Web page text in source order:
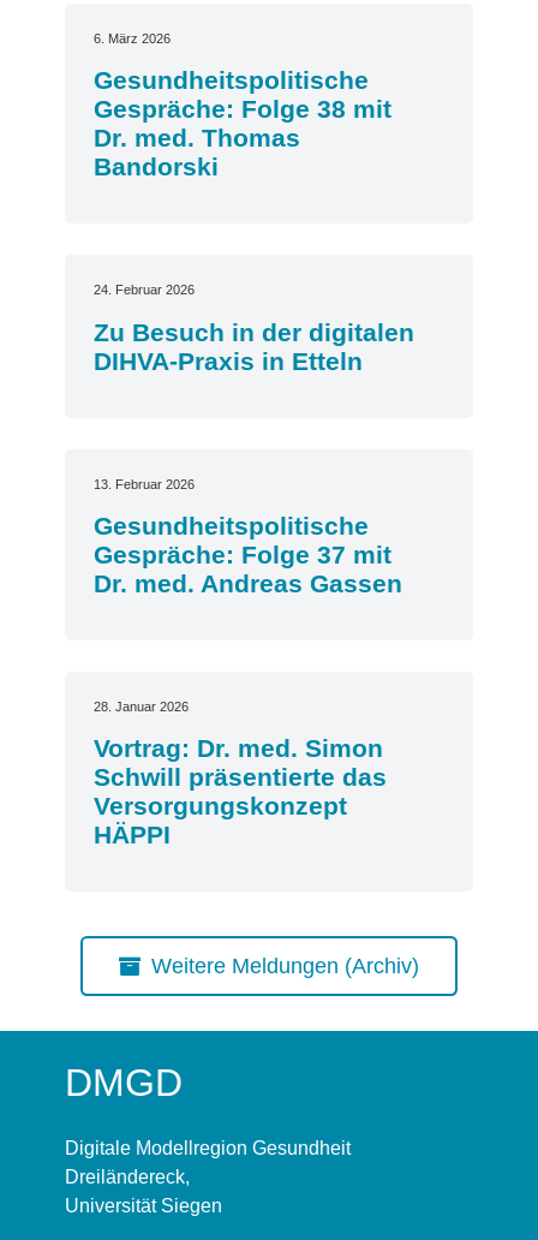
6. März 2026
Gesundheitspolitische
Gespräche: Folge 38 mit
Dr. med. Thomas
Bandorski
24. Februar 2026
Zu Besuch in der digitalen
DIHVA-Praxis in Etteln
13. Februar 2026
Gesundheitspolitische
Gespräche: Folge 37 mit
Dr. med. Andreas Gassen
28. Januar 2026
Vortrag: Dr. med. Simon
Schwill präsentierte das
Versorgungskonzept
HÄPPI
Weitere Meldungen (Archiv)
DMGD
Digitale Modellregion Gesundheit
Dreiländereck,
Universität Siegen